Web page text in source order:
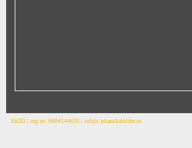
EKID | org.nr: 6604244639 | info(a.)skanskabilder.se